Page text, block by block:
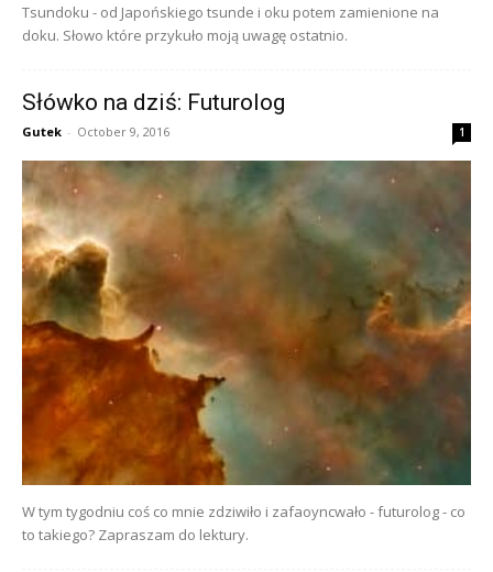
Tsundoku - od Japońskiego tsunde i oku potem zamienione na
doku. Słowo które przykuło moją uwagę ostatnio.
Słówko na dziś: Futurolog
Gutek - October 9, 2016 1
W tym tygodniu coś co mnie zdziwiło i zafaoyncwało - futurolog - co
to takiego? Zapraszam do lektury.